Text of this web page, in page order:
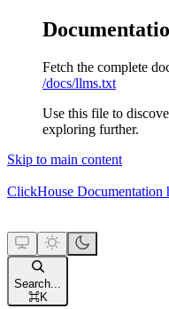
Fetch the complete
/docs/llms.txt
Use this file to
exploring further.
Skip to main content
ClickHouse Documentation
Search...
⌘K